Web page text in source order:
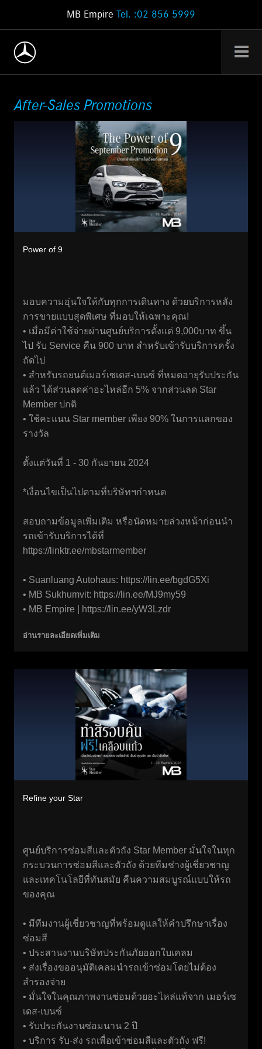
MB Empire Tel. :02 856 5999
After-Sales Promotions
Power of 9
มอบความอุ่นใจให้กับทุกการเดินทาง ด้วยบริการหลัง
การขายแบบสุดพิเศษ ที่มอบให้เฉพาะคุณ!
• เมื่อมีค่าใช้จ่ายผ่านศูนย์บริการตั้งแต่ 9,000บาท ขึ้น
ไป รับ Service คืน 900 บาท สำหรับเข้ารับบริการครั้ง
ถัดไป
• สำหรับรถยนต์เมอร์เซเดส-เบนซ์ ที่หมดอายุรับประกัน
แล้ว ได้ส่วนลดค่าอะไหล่อีก 5% จากส่วนลด Star
Member ปกติ
• ใช้คะแนน Star member เพียง 90% ในการแลกของ
รางวัล
ตั้งแต่วันที่ 1 - 30 กันยายน 2024
*เงื่อนไขเป็นไปตามที่บริษัทฯกำหนด
สอบถามข้อมูลเพิ่มเติม หรือนัดหมายล่วงหน้าก่อนนำ
รถเข้ารับบริการได้ที่
https://linktr.ee/mbstarmember
• Suanluang Autohaus: https://lin.ee/bgdG5Xi
• MB Sukhumvit: https://lin.ee/MJ9my59
• MB Empire |
https://lin.ee/yW3Lzdr
อ่านรายละเอียดเพิ่มเติม
Refine your Star
ศูนย์บริการซ่อมสีและตัวถัง Star Member มั่นใจในทุก
กระบวนการซ่อมสีและตัวถัง ด้วยทีมช่างผู้เชี่ยวชาญ
และเทคโนโลยีที่ทันสมัย คืนความสมบูรณ์แบบให้รถ
ของคุณ
• มีทีมงานผู้เชี่ยวชาญที่พร้อมดูแลให้คำปรึกษาเรื่อง
ซ่อมสี
• ประสานงานบริษัทประกันภัยออกใบเคลม
• ส่งเรื่องขออนุมัติเคลมนำรถเข้าซ่อมโดยไม่ต้อง
สำรองจ่าย
• มั่นใจในคุณภาพงานซ่อมด้วยอะไหล่แท้จาก เมอร์เซ
เดส-เบนซ์
• รับประกันงานซ่อมนาน 2 ปี
• บริการ รับ-ส่ง รถเพื่อเข้าซ่อมสีและตัวถัง ฟรี!